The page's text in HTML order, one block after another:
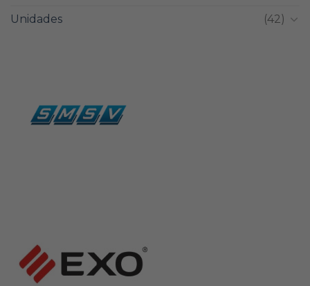
Unidades
(42)